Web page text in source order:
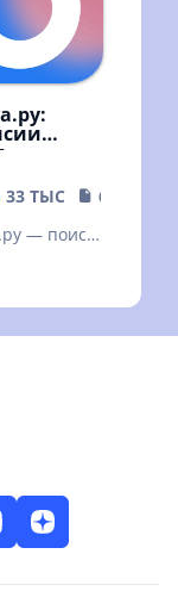
33 ТЫС
65.57 MB
— поиск